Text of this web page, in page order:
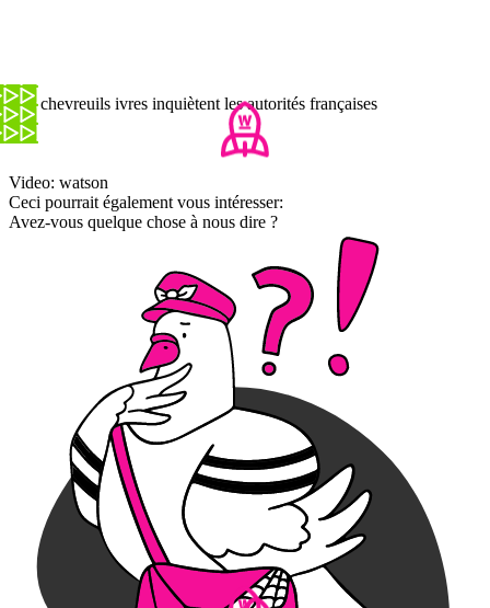
Des chevreuils ivres inquiètent les autorités françaises
Video: watson
Ceci pourrait également vous intéresser:
Avez-vous quelque chose à nous dire ?